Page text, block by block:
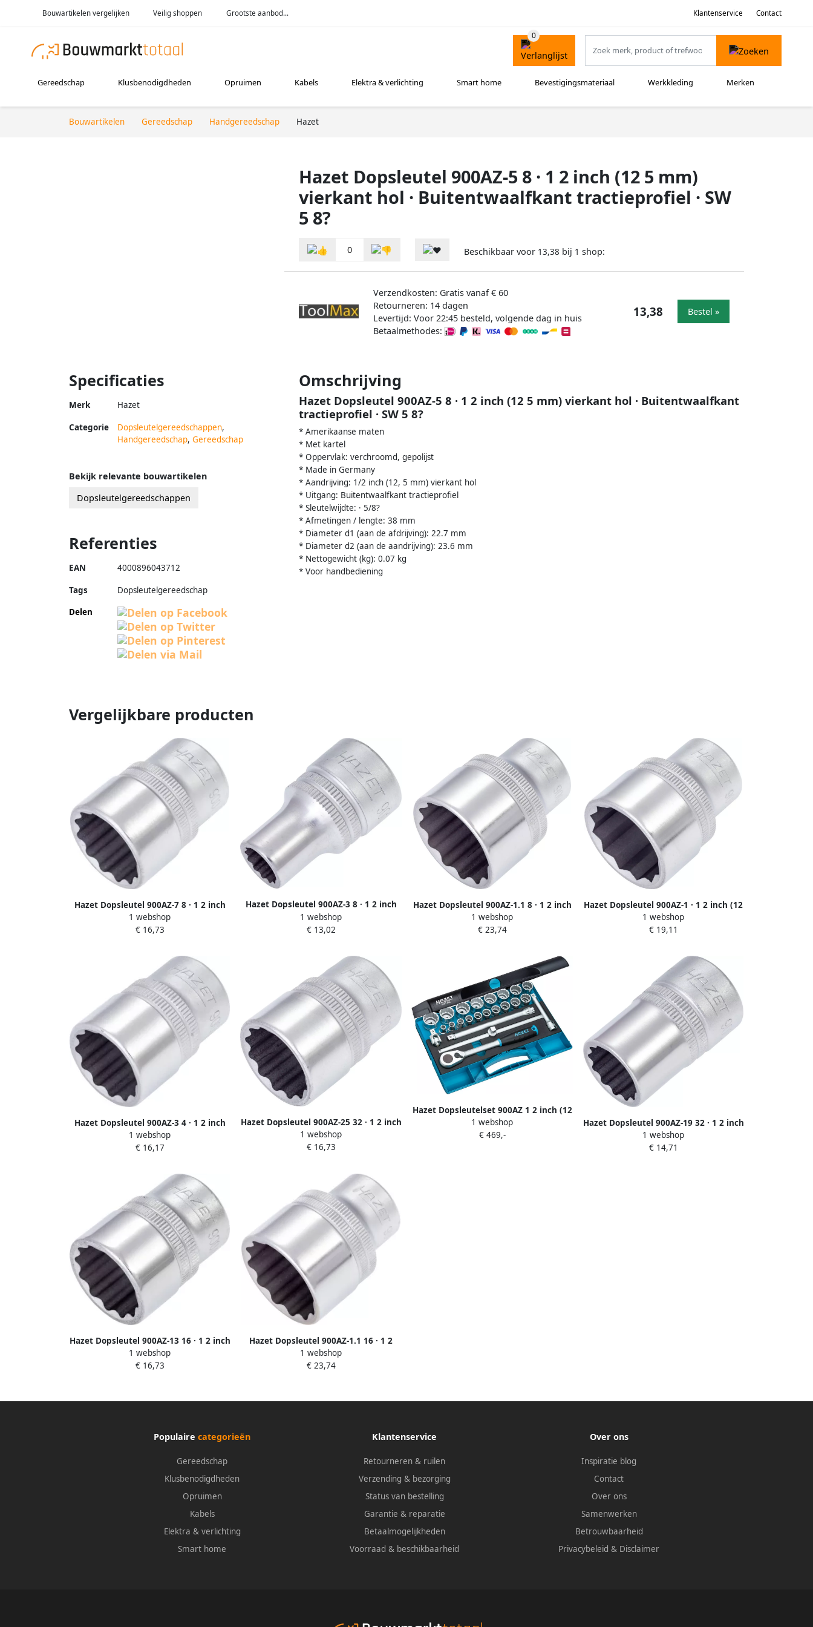
Bouwartikelen vergelijken Veilig shoppen Grootste aanbod... Klantenservice Contact
Gereedschap Klusbenodigdheden Opruimen Kabels Elektra & verlichting Smart home Bevestigingsmateriaal Werkkleding Merken
Bouwartikelen Gereedschap Handgereedschap Hazet
Hazet Dopsleutel 900AZ-5 8 · 1 2 inch (12 5 mm)
vierkant hol · Buitentwaalfkant tractieprofiel · SW
5 8?
0 Beschikbaar voor 13,38 bij 1 shop:
Verzendkosten: Gratis vanaf € 60
Retourneren: 14 dagen
Levertijd: Voor 22:45 besteld, volgende dag in huis
Betaalmethodes:
13,38 Bestel »
Specificaties
Merk Hazet
Categorie Dopsleutelgereedschappen,
Handgereedschap, Gereedschap
Omschrijving
Hazet Dopsleutel 900AZ-5 8 · 1 2 inch (12 5 mm) vierkant hol · Buitentwaalfkant
tractieprofiel · SW 5 8?
* Amerikaanse maten
* Met kartel
* Oppervlak: verchroomd, gepolijst
* Made in Germany
* Aandrijving: 1/2 inch (12, 5 mm) vierkant hol
* Uitgang: Buitentwaalfkant tractieprofiel
* Sleutelwijdte: · 5/8?
* Afmetingen / lengte: 38 mm
* Diameter d1 (aan de afdrijving): 22.7 mm
* Diameter d2 (aan de aandrijving): 23.6 mm
* Nettogewicht (kg): 0.07 kg
* Voor handbediening
Bekijk relevante bouwartikelen
Dopsleutelgereedschappen
Referenties
EAN 4000896043712
Tags
Dopsleutelgereedschap
Delen
Vergelijkbare producten
Hazet Dopsleutel 900AZ-7 8 · 1 2 inch
(12 5 mm) vierkant hol ·
Buitentwaalfkant tractieprofiel · SW 7
1 webshop
€ 16,73
Hazet Dopsleutel 900AZ-3 8 · 1 2 inch
(12 5 mm) vierkant hol ·
Buitentwaalfkant tractieprofiel · SW 3
1 webshop
€ 13,02
Hazet Dopsleutel 900AZ-1.1 8 · 1 2 inch
(12 5 mm) vierkant hol ·
Buitentwaalfkant tractieprofiel · SW 1
1 webshop
€ 23,74
Hazet Dopsleutel 900AZ-1 · 1 2 inch (12
5 mm) vierkant hol · Buitentwaalfkant
tractieprofiel · SW 1?
1 webshop
€ 19,11
Hazet Dopsleutel 900AZ-3 4 · 1 2 inch
(12 5 mm) vierkant hol ·
Buitentwaalfkant tractieprofiel · SW 3
1 webshop
€ 16,17
Hazet Dopsleutel 900AZ-25 32 · 1 2 inch
(12 5 mm) vierkant hol ·
Buitentwaalfkant tractieprofiel · SW 25
1 webshop
€ 16,73
Hazet Dopsleutelset 900AZ 1 2 inch (12
5 mm) vierkant hol Buitentwaalfkant
tractieprofiel 23-delig 3?8
1 webshop
€ 469,-
Hazet Dopsleutel 900AZ-19 32 · 1 2 inch
(12 5 mm) vierkant hol ·
Buitentwaalfkant tractieprofiel · SW 19
1 webshop
€ 14,71
Hazet Dopsleutel 900AZ-13 16 · 1 2 inch
(12 5 mm) vierkant hol ·
Buitentwaalfkant tractieprofiel · SW 13
1 webshop
€ 16,73
Hazet Dopsleutel 900AZ-1.1 16 · 1 2
inch (12 5 mm) vierkant hol ·
Buitentwaalfkant tractieprofiel · SW 1
1 webshop
€ 23,74
Populaire categorieën
Gereedschap
Klusbenodigdheden
Opruimen
Kabels
Elektra & verlichting
Smart home
Klantenservice
Retourneren & ruilen
Verzending & bezorging
Status van bestelling
Garantie & reparatie
Betaalmogelijkheden
Voorraad & beschikbaarheid
Over ons
Inspiratie blog
Contact
Over ons
Samenwerken
Betrouwbaarheid
Privacybeleid & Disclaimer